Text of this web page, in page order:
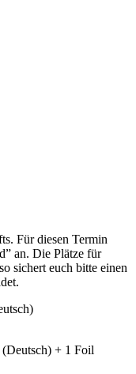
Für diesen Termin
an. Die Plätze für
sichert euch bitte einen
(Deutsch) + 1 Foil